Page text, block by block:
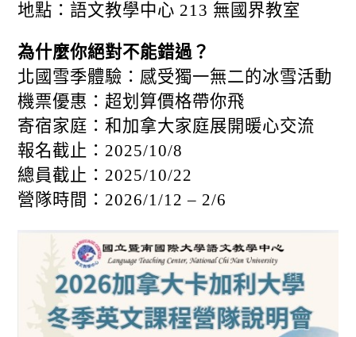
地點：語文教學中心 213 無國界教室
為什麼你絕對不能錯過？
北國雪季體驗：感受獨一無二的冰雪活動
機票優惠：超划算價格帶你飛
寄宿家庭：和加拿大家庭展開暖心交流
報名截止：2025/10/8
總員截止：2025/10/22
營隊時間：2026/1/12 – 2/6